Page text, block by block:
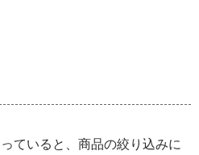
ていると、商品の絞り込みに